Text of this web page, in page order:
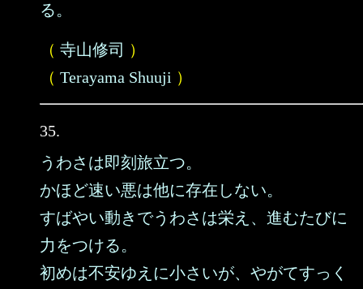
る。
（ 寺山修司 ）
（ Terayama Shuuji ）
35.
うわさは即刻旅立つ。
かほど速い悪は他に存在しない。
すばやい動きでうわさは栄え、進むたびに
力をつける。
初めは不安ゆえに小さいが、やがてすっく